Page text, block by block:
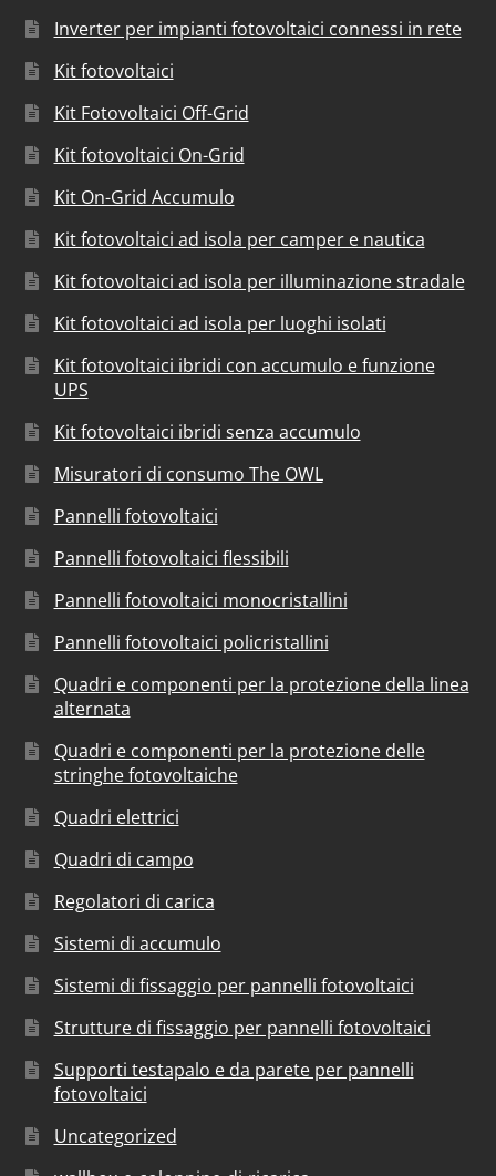
Inverter per impianti fotovoltaici connessi in rete
Kit fotovoltaici
Kit Fotovoltaici Off-Grid
Kit fotovoltaici On-Grid
Kit On-Grid Accumulo
Kit fotovoltaici ad isola per camper e nautica
Kit fotovoltaici ad isola per illuminazione stradale
Kit fotovoltaici ad isola per luoghi isolati
Kit fotovoltaici ibridi con accumulo e funzione
UPS
Kit fotovoltaici ibridi senza accumulo
Misuratori di consumo The OWL
Pannelli fotovoltaici
Pannelli fotovoltaici flessibili
Pannelli fotovoltaici monocristallini
Pannelli fotovoltaici policristallini
Quadri e componenti per la protezione della linea
alternata
Quadri e componenti per la protezione delle
stringhe fotovoltaiche
Quadri elettrici
Quadri di campo
Regolatori di carica
Sistemi di accumulo
Sistemi di fissaggio per pannelli fotovoltaici
Strutture di fissaggio per pannelli fotovoltaici
Supporti testapalo e da parete per pannelli
fotovoltaici
Uncategorized